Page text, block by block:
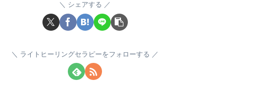
シェアする
ライトヒーリングセラピーをフォローする